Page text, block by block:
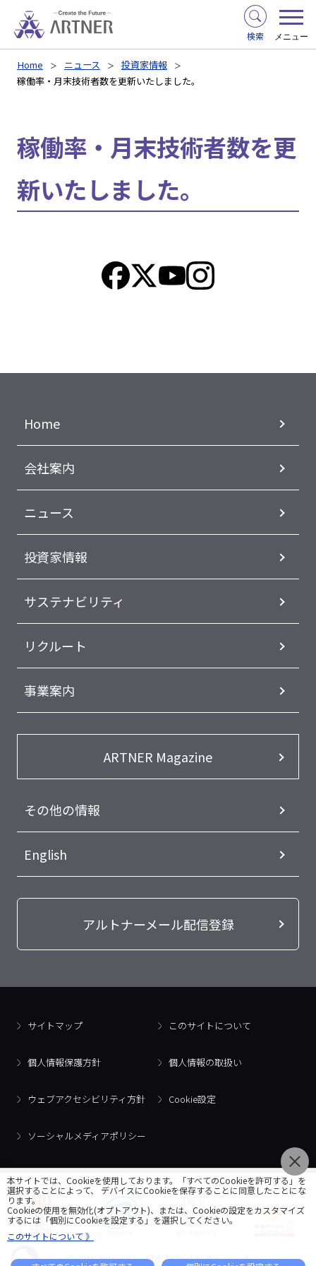
検索 メニュー
Home ニュース
投資家情報
稼働率・月末技術者数を更新いたしました。
稼働率・月末技術者数を更
新いたしました。
Home
会社案内
ニュース
投資家情報
サステナビリティ
リクルート
事業案内
ARTNER Magazine
その他の情報
English
アルトナーメール配信登録
サイトマップ このサイトについて
個人情報保護方針 個人情報の取扱い
ウェブアクセシビリティ方針 Cookie設定
ソーシャルメディアポリシー
© 2018 Artner Co., Ltd. All Rights Reserved.
本サイトでは、Cookieを使用しております。「すべてのCookieを許可する」を
選択することによって、 デバイスにCookieを保存することに同意したことにな
ります。
Cookieの使用を無効化(オプトアウト)、または、Cookieの設定をカスタマイズ
するには「個別にCookieを設定する」を選択してください。
このサイトについて 》